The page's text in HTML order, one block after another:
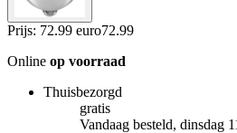
Prijs: 72.99 euro72.99
Online op voorraad
Thuisbezorgd
gratis
Vandaag besteld, dinsdag